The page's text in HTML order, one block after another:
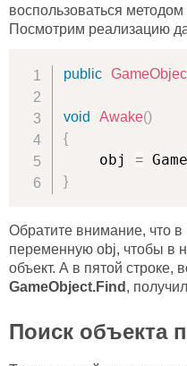
воспользоваться методом
Посмотрим реализацию
public
void Awake()
{
    obj
=
}
Обратите внимание, что
переменную obj, чтобы в
объект. А в пятой строке,
GameObject.Find ,
Поиск объекта